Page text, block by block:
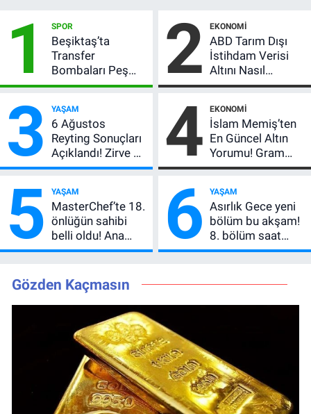
1 SPOR
Beşiktaş’ta
Transfer
Bombaları Peş
Peşe! Adalı
Açıkladı, 5 Yıldız
Daha Listede
2 EKONOMI
ABD Tarım Dışı
İstihdam Verisi
Altını Nasıl
Etkiler? Çok Basit
3 YAŞAM
6 Ağustos
Reyting Sonuçları
Açıklandı! Zirve El
Değiştirdi:
MasterChef'i
Geride Bıraktı
4 EKONOMI
İslam Memiş’ten
En Güncel Altın
Yorumu! Gram
Altın İçin 6.350 TL
Beklentisi
Değişmedi
5 YAŞAM
MasterChef’te 18.
önlüğün sahibi
belli oldu! Ana
kadroya giren
oldu?
6 YAŞAM
Asırlık Gece yeni
bölüm bu akşam!
8. bölüm saat
kaçta, TRT 1 canlı
Gözden Kaçmasın